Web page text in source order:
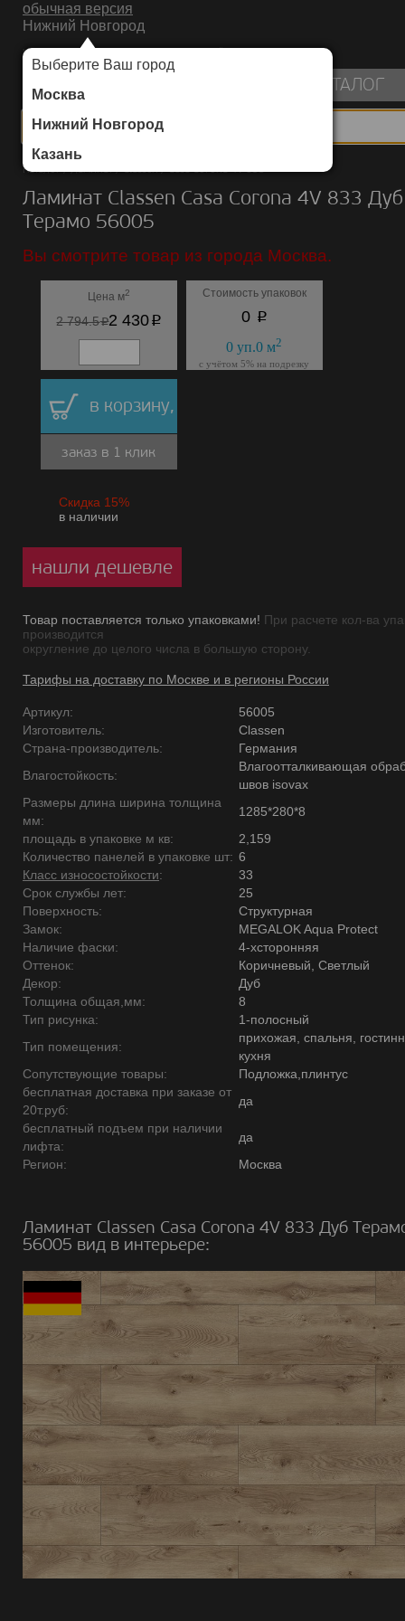
обычная версия
Нижний Новгород
Выберите Ваш город
Москва
Нижний Новгород
Казань
ИНТЕРНЕТ-МАГАЗИН НАПОЛЬНЫХ ПОКРЫТИЙ
КАТАЛОГ
Каталог/Ламинат/Classen/Casa Corona 4V 833
Ламинат Classen Casa Corona 4V 833 Дуб
Терамо 56005
Вы смотрите товар из города Москва.
Цена м2
2 794.5p2 430p
Стоимость упаковок
0 p
0 уп.0 м2
с учётом 5% на подрезку
в корзину,
заказ в 1 клик
Скидка 15%
в наличии
нашли дешевле
Товар поставляется только упаковками! При расчете кол-ва
производится
округление до целого числа в большую сторону.
Тарифы на доставку по Москве и в регионы России
Артикул:
56005
Изготовитель:
Classen
Страна-производитель:
Германия
Влагостойкость:
Влагоотталкивающая
швов isovax
Размеры длина ширина толщина
мм:
1285*280*8
площадь в упаковке м кв:
2,159
Количество панелей в упаковке шт: 6
Класс износостойкости:
33
Срок службы лет:
25
Поверхность:
Структурная
Замок:
MEGALOK Aqua Protect
Наличие фаски:
4-хсторонняя
Оттенок:
Коричневый, Светлый
Декор:
Дуб
Толщина общая,мм:
8
Тип рисунка:
1-полосный
Тип помещения:
прихожая, спальня,
кухня
Сопутствующие товары:
Подложка,плинтус
бесплатная доставка при заказе от
20т.руб:
да
бесплатный подъем при наличии
лифта:
да
Регион:
Москва
Ламинат Classen Casa Corona 4V 833 Дуб
56005 вид в интерьере: